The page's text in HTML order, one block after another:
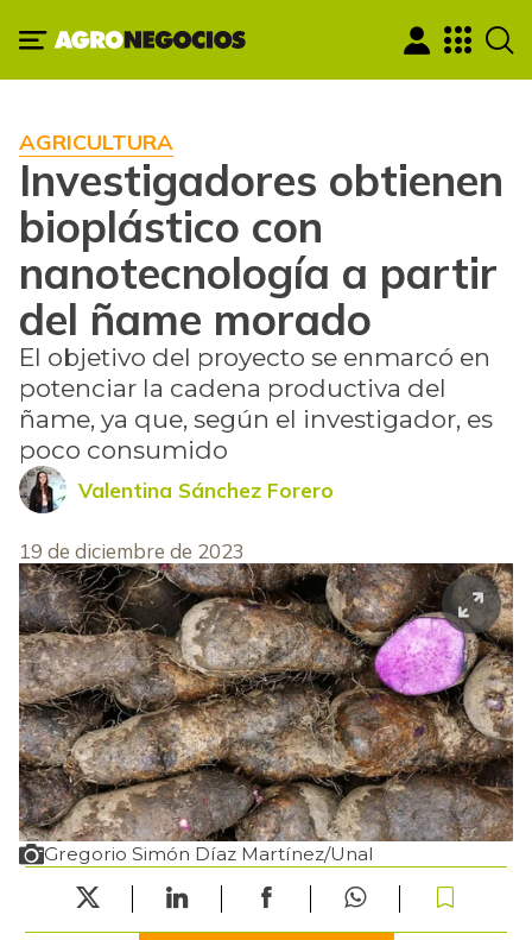
AGRICULTURA
Investigadores obtienen
bioplástico con
nanotecnología a partir
del ñame morado
El objetivo del proyecto se enmarcó en
potenciar la cadena productiva del
ñame, ya que, según el investigador, es
poco consumido
Valentina Sánchez Forero
19 de diciembre de 2023
Gregorio Simón Díaz Martínez/Unal